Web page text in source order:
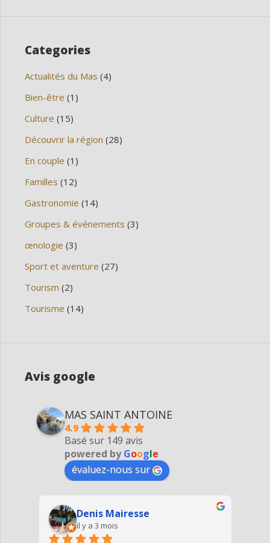
Categories
Actualités du Mas (4)
Bien-être (1)
Culture (15)
Découvrir la région (28)
En couple (1)
Familles (12)
Gastronomie (14)
Groupes & événements (3)
œnologie (3)
Sport et aventure (27)
Tourism (2)
Tourisme (14)
Avis google
MAS SAINT ANTOINE
4.9
Basé sur 149 avis
powered byGoogle
évaluez-nous sur
Agnes Haleblian
il y a 4 mois